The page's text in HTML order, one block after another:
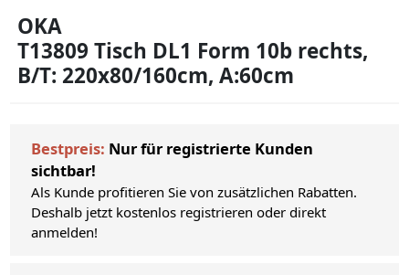
OKA
T13809 Tisch DL1 Form 10b rechts,
B/T: 220x80/160cm, A:60cm
Bestpreis: Nur für registrierte Kunden
sichtbar!
Als Kunde profitieren Sie von zusätzlichen Rabatten.
Deshalb jetzt kostenlos registrieren oder direkt
anmelden!